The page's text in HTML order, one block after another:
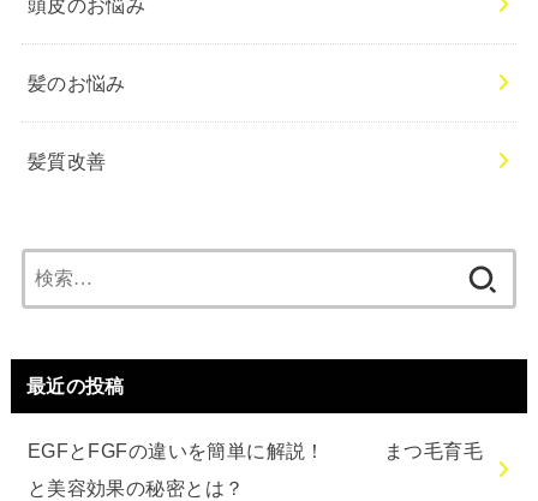
頭皮のお悩み
髪のお悩み
髪質改善
索:
最近の投稿
EGFとFGFの違いを簡単に解説！ まつ毛育毛
と美容効果の秘密とは？